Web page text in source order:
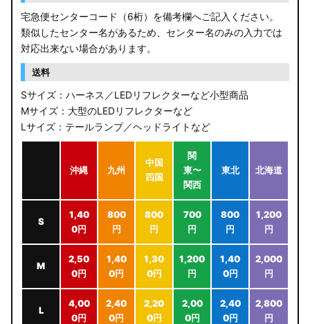
宅急便センターコード（6桁）を備考欄へご記入ください。
類似したセンター名があるため、センター名のみの入力では
対応出来ない場合があります。
送料
Sサイズ：ハーネス／LEDリフレクターなど小型商品
Mサイズ：大型のLEDリフレクターなど
Lサイズ：テールランプ／ヘッドライトなど
沖縄 九州
中国
四国
関
東〜
関西
東北 北海道
S
1,40
0円
800
円
800
円
700
円
800
円
1,200
円
M
2,50
0円
1,40
0円
1,30
0円
1,200
円
1,40
0円
2,000
円
L
4,00
0円
2,40
0円
2,20
0円
2,00
0円
2,40
0円
2,800
円